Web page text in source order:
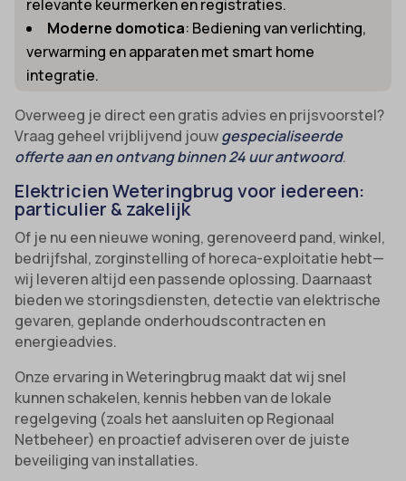
relevante keurmerken en registraties.
Moderne domotica: Bediening van verlichting,
verwarming en apparaten met smart home
integratie.
Overweeg je direct een gratis advies en prijsvoorstel?
Vraag geheel vrijblijvend jouwgespecialiseerde
offerte aan en ontvang binnen 24 uur antwoord.
Elektricien Weteringbrug voor iedereen:
particulier & zakelijk
Of je nu een nieuwe woning, gerenoveerd pand, winkel,
bedrijfshal, zorginstelling of horeca-exploitatie hebt—
wij leveren altijd een passende oplossing. Daarnaast
bieden we storingsdiensten, detectie van elektrische
gevaren, geplande onderhoudscontracten en
energieadvies.
Onze ervaring in Weteringbrug maakt dat wij snel
kunnen schakelen, kennis hebben van de lokale
regelgeving (zoals het aansluiten op Regionaal
Netbeheer) en proactief adviseren over de juiste
beveiliging van installaties.
cmplz_banner-status
cmplz_consent_status
cmplz_consented_services
cmplz_functional
cmplz_marketing
cmplz_statistics
CONSENT
cookie_notice_accepted
CookieConsent
cookieconsent_status
cookieyes-consent
et-editor-available-post-*
et-pb-recent-items-colors
_ga_*
analytics_cookies
cookies-state
mp_*_mixpanel
sajssdk_2015_cross_new_user
uitgevers om gepersonaliseerde advertenties te tonen. Dit doen ze
door bezoekers over verschillende websites te volgen.
_gcl_au
_gcl_aw
intercom-device-id-*
Deze categorie omvat alle cookies, domeinen en services die niet
in de andere specifieke categorieën vallen of niet duidelijk zijn
gecategoriseerd.
__guid
_dd_s
_deCookiesConsent
_ketch_consent_v1_
_upscope__region
acris_cookie_acc
amp_*
av_lang